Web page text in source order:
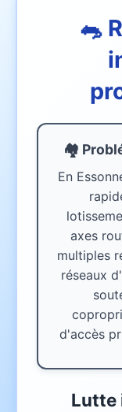
🐀
🏘️
En
axes
multiples
réseaux
d'accès
Lutte